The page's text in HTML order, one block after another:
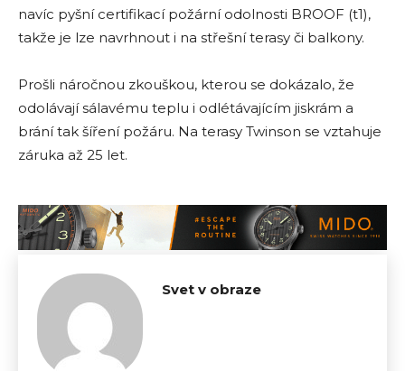
navíc pyšní certifikací požární odolnosti BROOF (t1),
takže je lze navrhnout i na střešní terasy či balkony.
Prošli náročnou zkouškou, kterou se dokázalo, že
odolávají sálavému teplu i odlétávajícím jiskrám a
brání tak šíření požáru. Na terasy Twinson se vztahuje
záruka až 25 let.
Svet v obraze